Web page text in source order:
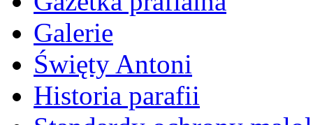
Galerie
Święty Antoni
Historia parafii